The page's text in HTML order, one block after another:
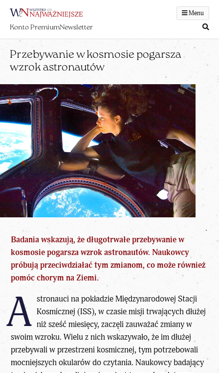
Menu
Konto PremiumNewsletter
Przebywanie w kosmosie pogarsza
wzrok astronautów
Badania wskazują, że długotrwałe przebywanie w
kosmosie pogarsza wzrok astronautów. Naukowcy
próbują przeciwdziałać tym zmianom, co może również
pomóc chorym na Ziemi.
A stronauci na pokładzie Międzynarodowej Stacji
Kosmicznej (ISS), w czasie misji trwających dłużej
niż sześć miesięcy, zaczęli zauważać zmiany w
swoim wzroku. Wielu z nich wskazywało, że im dłużej
przebywali w przestrzeni kosmicznej, tym potrzebowali
mocniejszych okularów do czytania. Naukowcy badający